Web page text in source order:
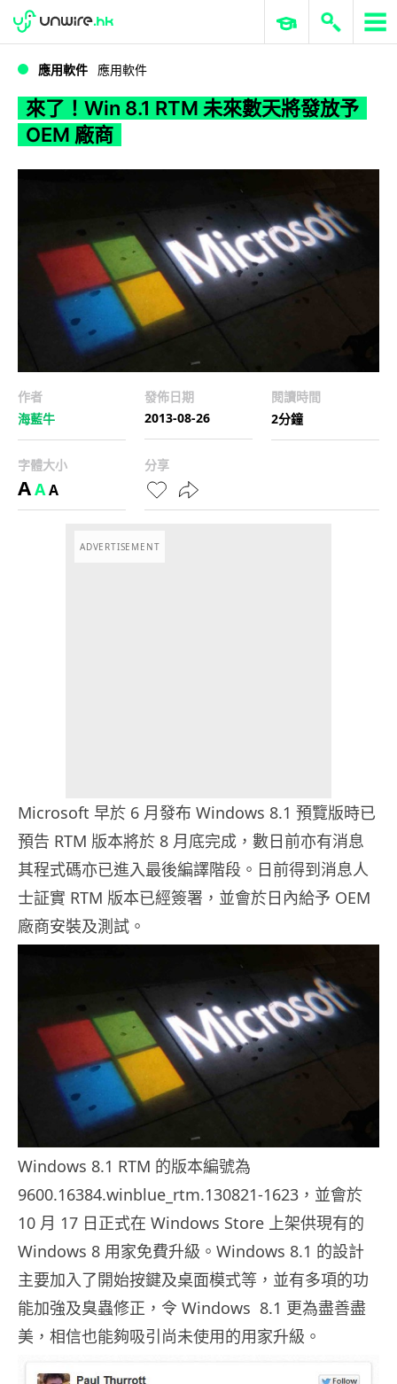
WWDC 2026 ERP 與商業 AI
應用軟件 應用軟件
來了！Win 8.1 RTM 未來數天將發放予
OEM 廠商
作者
海藍牛
發佈日期
2013-08-26
閱讀時間
2分鐘
字體大小
AAA
分享
ADVERTISEMENT
Microsoft 早於 6 月發布 Windows 8.1 預覽版時已
預告 RTM 版本將於 8 月底完成，數日前亦有消息
其程式碼亦已進入最後編譯階段。日前得到消息人
士証實 RTM 版本已經簽署，並會於日內給予 OEM
廠商安裝及測試。
Windows 8.1 RTM 的版本編號為
9600.16384.winblue_rtm.130821-1623，並會於
10 月 17 日正式在 Windows Store 上架供現有的
Windows 8 用家免費升級。Windows 8.1 的設計
主要加入了開始按鍵及桌面模式等，並有多項的功
能加強及臭蟲修正，令 Windows 8.1 更為盡善盡
美，相信也能夠吸引尚未使用的用家升級。